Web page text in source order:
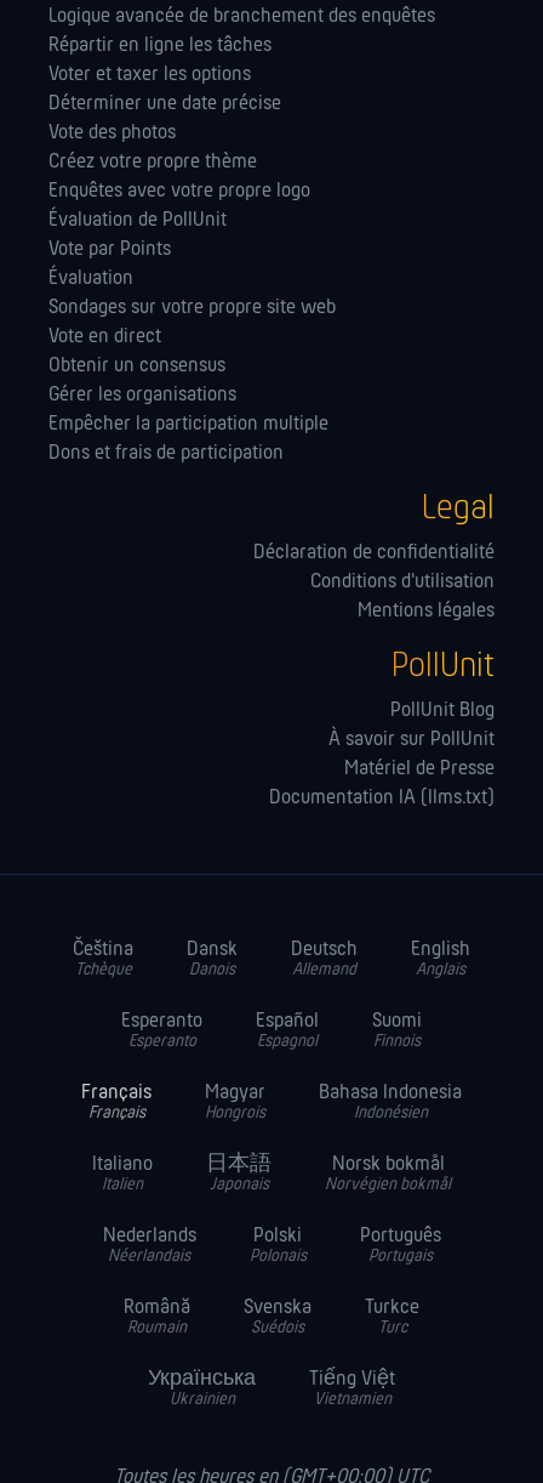
Logique avancée de branchement des enquêtes
Répartir en ligne les tâches
Voter et taxer les options
Déterminer une date précise
Vote des photos
Créez votre propre thème
Enquêtes avec votre propre logo
Évaluation de PollUnit
Vote par Points
Évaluation
Sondages sur votre propre site web
Vote en direct
Obtenir un consensus
Gérer les orga­nisations
Empêcher la participation multiple
Dons et frais de participation
Legal
Déclaration de confidentialité
Conditions d'utilisation
Mentions légales
PollUnit
PollUnit Blog
À savoir sur PollUnit
Matériel de Presse
Documentation IA (llms.txt)
Čeština
Tchèque
Dansk
Danois
Deutsch
Allemand
English
Anglais
Esperanto
Esperanto
Español
Espagnol
Suomi
Finnois
Français
Français
Magyar
Hongrois
Bahasa Indonesia
Indonésien
Italiano
Italien
日本語
Japonais
Norsk bokmål
Norvégien bokmål
Nederlands
Néerlandais
Polski
Polonais
Português
Portugais
Română
Roumain
Svenska
Suédois
Turkce
Turc
Українська
Ukrainien
Tiếng Việt
Vietnamien
Toutes les heures en (GMT+00:00) UTC